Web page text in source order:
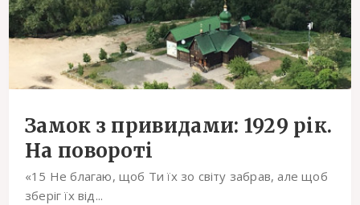
Замок з привидами: 1929 рік.
На повороті
«15 Не благаю, щоб Ти їх зо світу забрав, але щоб
зберіг їх від...